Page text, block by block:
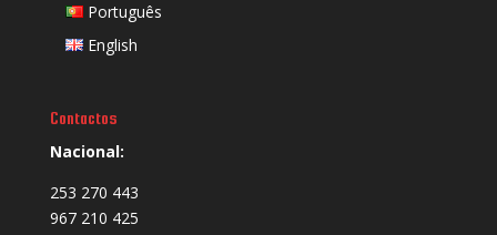
Português
English
Contactos
Nacional:
253 270 443
967 210 425